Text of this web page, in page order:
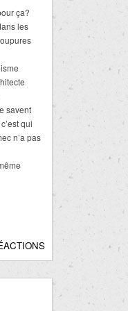
ça?
les
savent
qui
n’a pas